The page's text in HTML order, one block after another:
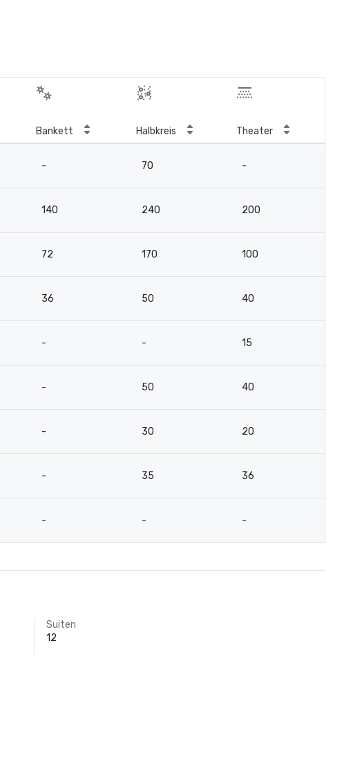
Bankett Halbkreis Theater
- 70 -
140 240 200
72 170 100
36 50 40
- - 15
- 50 40
- 30 20
- 35 36
- - -
Suiten
12